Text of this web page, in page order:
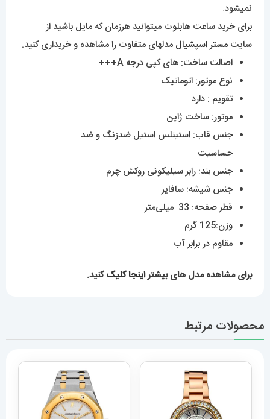
نمیشود.
برای خرید ساعت هابلوت میتوانید هرزمان که مایل باشید از
سایت مستر اسپشیال مدلهای متفاوت را مشاهده و خریداری کنید.
اصالت ساخت: های کپی درجه A+++
نوع موتور: اتوماتیک
تقویم : دارد
موتور: ساخت ژاپن
جنس قاب: استینلس استیل ضدزنگ و ضد
حساسیت
جنس بند: رابر سیلیکونی روکش چرم
جنس شیشه: سافایر
قطر صفحه: 33 میلی‌متر
وزن:125 گرم
مقاوم در برابر آب
برای مشاهده مدل های بیشتراینجا کلیککنید.
محصولات مرتبط